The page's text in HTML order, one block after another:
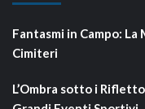
Fantasmi in Campo:
Cimiteri
L’Ombra sotto i